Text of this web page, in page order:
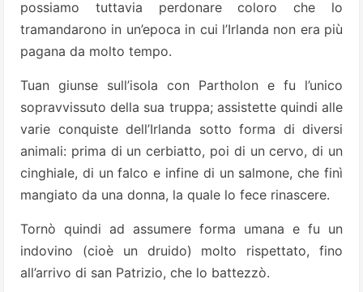
possiamo tuttavia perdonare coloro che lo
tramandarono in un’epoca in cui l’Irlanda non era più
pagana da molto tempo.
Tuan giunse sull’isola con Partholon e fu l’unico
sopravvissuto della sua truppa; assistette quindi alle
varie conquiste dell’Irlanda sotto forma di diversi
animali: prima di un cerbiatto, poi di un cervo, di un
cinghiale, di un falco e infine di un salmone, che finì
mangiato da una donna, la quale lo fece rinascere.
Tornò quindi ad assumere forma umana e fu un
indovino (cioè un druido) molto rispettato, fino
all’arrivo di san Patrizio, che lo battezzò.